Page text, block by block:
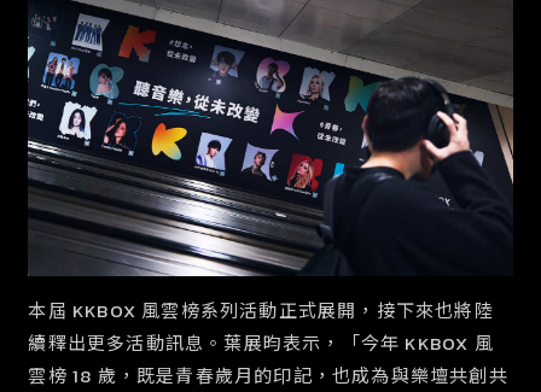
本屆 KKBOX 風雲榜系列活動正式展開，接下來也將陸
續釋出更多活動訊息。葉展昀表示，「今年 KKBOX 風
雲榜 18 歲，既是青春歲月的印記，也成為與樂壇共創共